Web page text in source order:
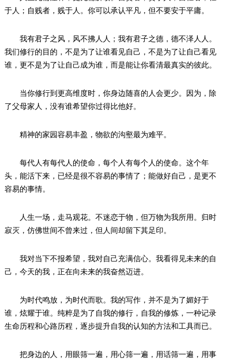
于人；自贱者，贱于人。你可以承认平凡，但不要安于平庸。
我有君子之风，风不拂人人；我有君子之德，德不泽人人。
我们修行的目的，不是为了让谁看见自己，不是为了让自己看见
谁，更不是为了让自己成为谁，而是能让你看清最真实的彼此。
当你修行到更高维度时，你身边随喜的人会更少。因为，除
了父母家人，没有谁希望你过得比他好。
精神的家园容易丰盈，物欲的沟壑最为难平。
每代人有每代人的使命，每个人有每个人的使命。这个年
头，能活下来，已经是很不容易的事情了；能做好自己，是更不
容易的事情。
人生一场，走马观花。不迷恋于物，但万物为我所用。归时
寂灭，仿佛世间不曾来过，但人间却留下其足印。
我对当下不报希望，我对自己充满信心。我看得见未来的自
己，今天的我，正在向未来的我奋然迈进。
为时代鸣放，为时代而歌。我的写作，并不是为了媚好于
谁，炫耀于谁。纯粹是为了自我的修行，自我的修炼，一种记录
生命历程和心路历程，逐步提升自我的认知的方法和工具而已。
把身边的人，用眼筛一遍，用心筛一遍，用话筛一遍，用事